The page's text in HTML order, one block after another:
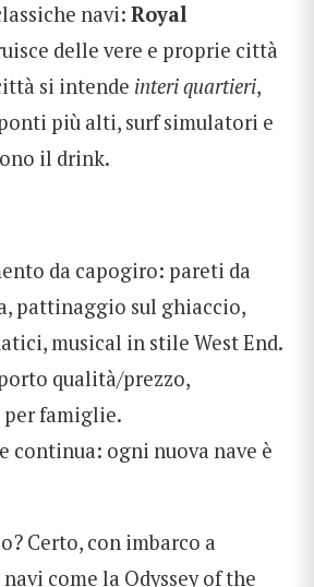
navi: Royal
delle vere e proprie città
si intende interiquartieri,
più alti, surf simulatori e
il drink.
da capogiro: pareti da
pattinaggio sul ghiaccio,
musical in stile West End.
qualità/prezzo,
famiglie.
continua: ogni nuova nave è
Certo, con imbarco a
come la Odyssey of the